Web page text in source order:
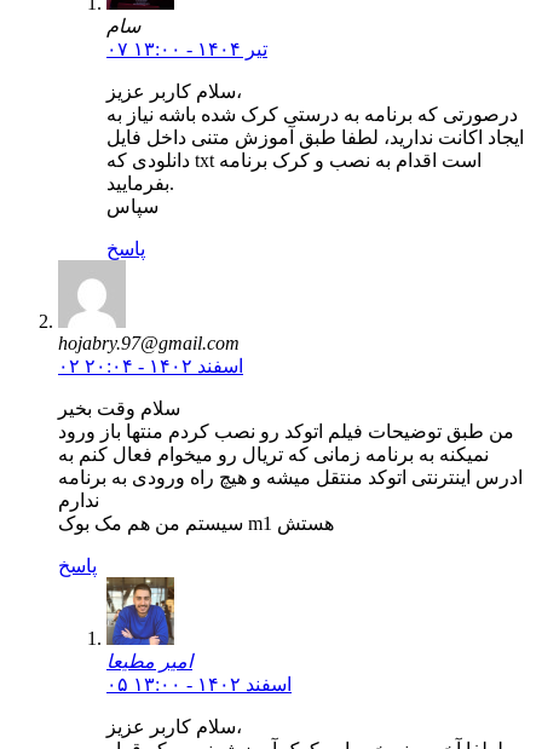
سام
۰۷ تیر ۱۴۰۴ - ۱۳:۰۰
سلام کاربر عزیز،
درصورتی که برنامه به درستی کرک شده باشه نیاز به
ایجاد اکانت ندارید، لطفا طبق آموزش متنی داخل فایل
دانلودی که txt است اقدام به نصب و کرک برنامه
بفرمایید.
سپاس
پاسخ
hojabry.97@gmail.com
۰۲ اسفند ۱۴۰۲ - ۲۰:۰۴
سلام وقت بخیر
من طبق توضیحات فیلم اتوکد رو نصب کردم منتها باز ورود
نمیکنه به برنامه زمانی که تریال رو میخوام فعال کنم به
ادرس اینترنتی اتوکد منتقل میشه و هیچ راه ورودی به برنامه
ندارم
سیستم من هم مک بوک m1 هستش
پاسخ
امیر مطیعا
۰۵ اسفند ۱۴۰۲ - ۱۳:۰۰
سلام کاربر عزیز،